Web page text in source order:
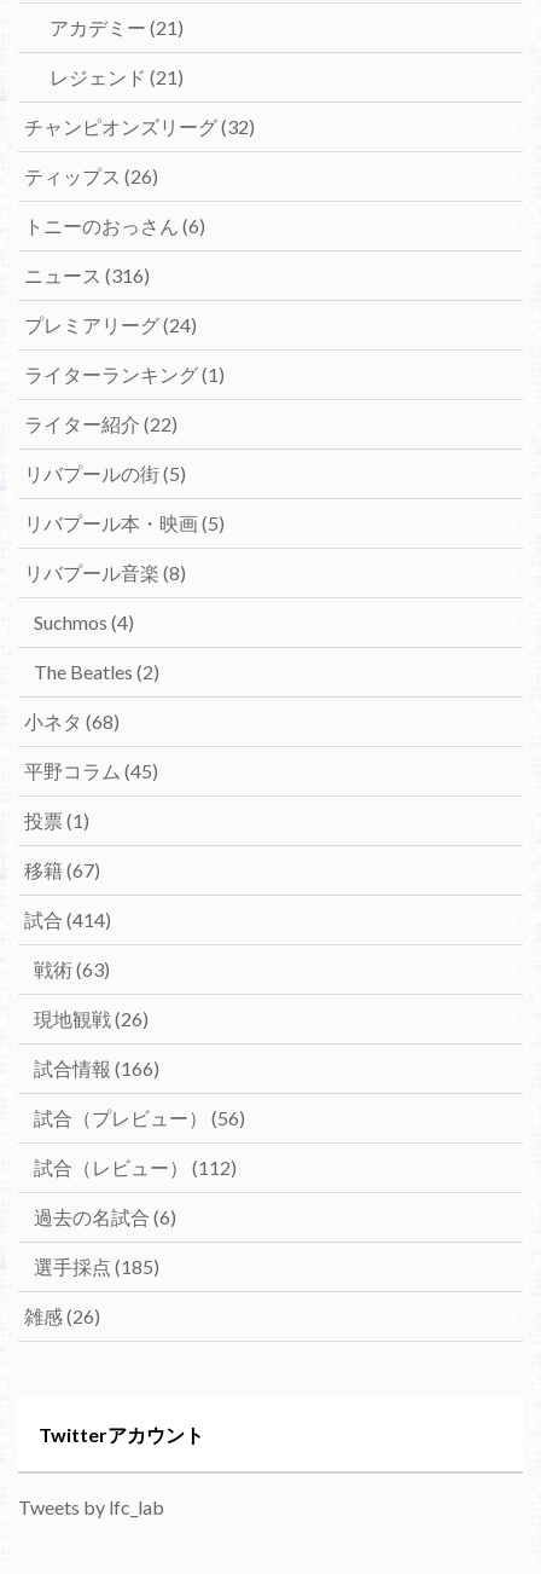
アカデミー (21)
レジェンド (21)
チャンピオンズリーグ(32)
ティップス (26)
トニーのおっさん (6)
ニュース (316)
プレミアリーグ(24)
ライターランキング(1)
ライター紹介 (22)
リバプールの街(5)
リバプール本・映画(5)
リバプール音楽 (8)
Suchmos (4)
The Beatles (2)
小ネタ (68)
平野コラム (45)
投票 (1)
移籍(67)
試合 (414)
戦術(63)
現地観戦(26)
試合情報 (166)
試合（プレビュー） (56)
試合（レビュー） (112)
過去の名試合 (6)
選手採点 (185)
雑感(26)
Twitterアカウント
Tweets by lfc_lab